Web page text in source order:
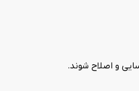
و اصلاح شوند.